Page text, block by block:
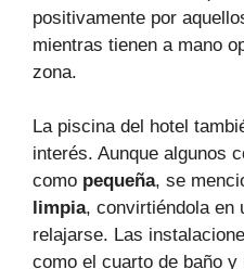
positivamente por
mientras tienen a mano
zona.
La piscina del hotel
interés. Aunque algunos
como pequeña, se
limpia, convirtiéndola en
relajarse. Las
como el cuarto de baño